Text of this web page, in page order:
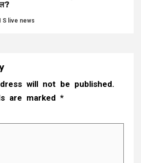
S live news
will not be published.
are marked *